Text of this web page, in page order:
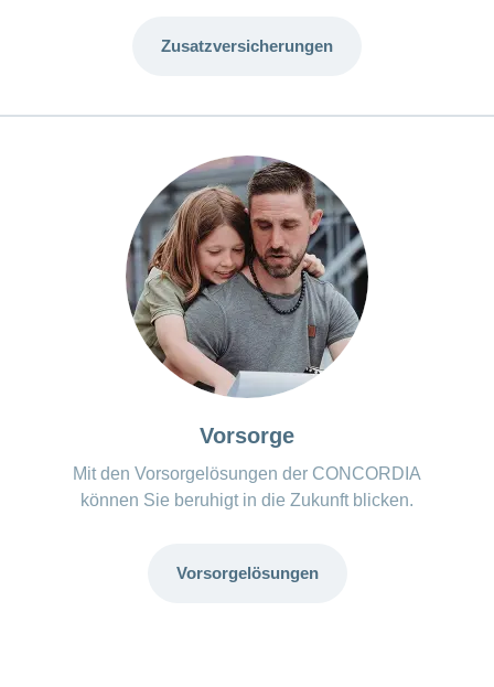
Zusatzversicherungen
Vorsorge
Mit den Vorsorgelösungen der CONCORDIA
können Sie beruhigt in die Zukunft blicken.
Vorsorgelösungen